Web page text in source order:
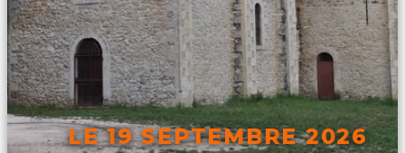
LE 19 SEPTEMBRE 2026